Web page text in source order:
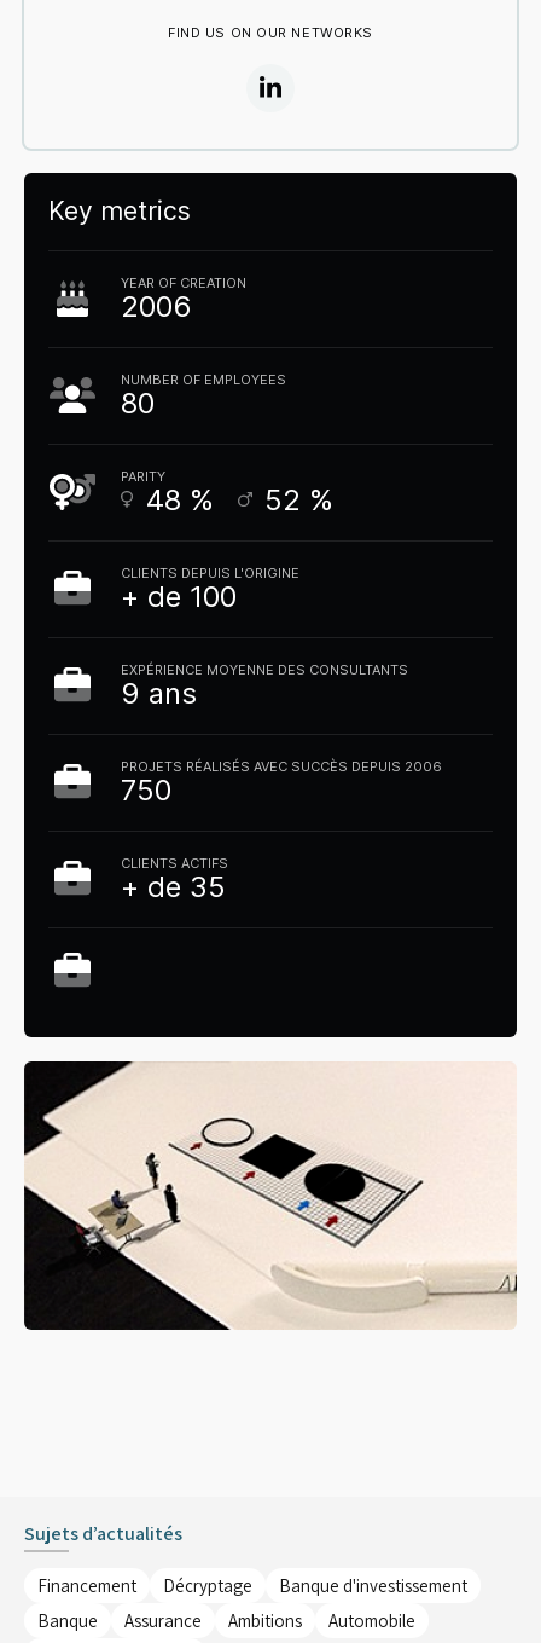
FIND US ON OUR NETWORKS
Key metrics
YEAR OF CREATION
2006
NUMBER OF EMPLOYEES
80
PARITY
48 % 52 %
CLIENTS DEPUIS L'ORIGINE
+ de 100
EXPÉRIENCE MOYENNE DES CONSULTANTS
9 ans
PROJETS RÉALISÉS AVEC SUCCÈS DEPUIS 2006
750
CLIENTS ACTIFS
+ de 35
Sujets d’actualités
Financement Décryptage
Banque d'investissement
Banque
Assurance Ambitions
Automobile